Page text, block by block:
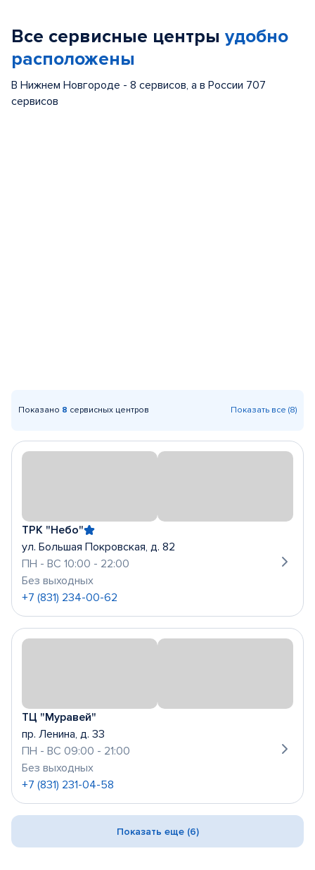
Все сервисные центры удобно
расположены
В Нижнем Новгороде - 8 сервисов, а в России 707
сервисов
Показано 8 сервисных центров Показать все (8)
ТРК "Небо"
ул. Большая Покровская, д. 82
ПН - ВС 10:00 - 22:00
Без выходных
+7 (831) 234-00-62
ТЦ "Муравей"
пр. Ленина, д. 33
ПН - ВС 09:00 - 21:00
Без выходных
+7 (831) 231-04-58
Показать еще (6)